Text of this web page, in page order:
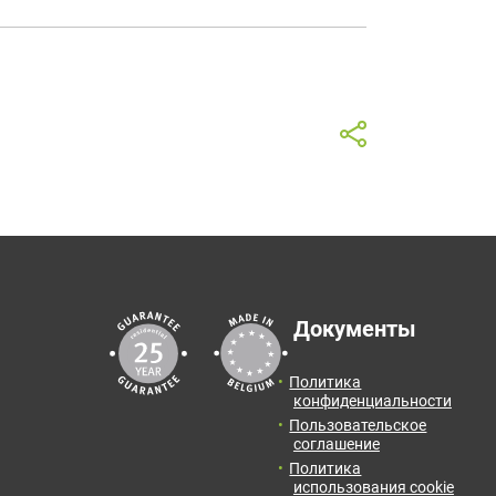
площадь:
0 руб.
Документы
Политика
конфиденциальности
Пользовательское
соглашение
Политика
использования cookie